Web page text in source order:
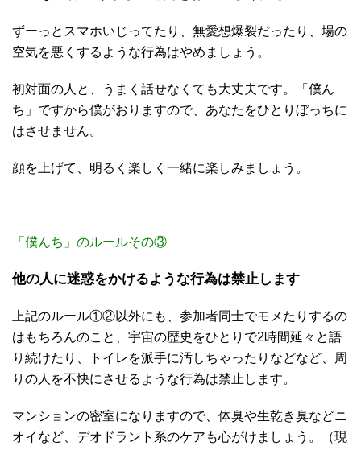
ずーっとスマホいじってたり、無愛想爆裂だったり、場の
空気を悪くするような行為はやめましょう。
初対面の人と、うまく話せなくても大丈夫です。「僕ん
ち」ですから僕がおりますので、あなたをひとりぼっちに
はさせません。
顔を上げて、明るく楽しく一緒に楽しみましょう。
「僕んち」のルールその③
他の人に迷惑をかけるような行為は禁止します
上記のルール①②以外にも、参加者同士でモメたりするの
はもちろんのこと、宇宙の歴史をひとりで2時間延々と語
り続けたり、トイレを派手に汚しちゃったりなどなど、周
りの人を不快にさせるような行為は禁止します。
マンションの密室になりますので、体臭や生乾き臭などニ
オイなど、デオドラント系のケアも心がけましょう。（現